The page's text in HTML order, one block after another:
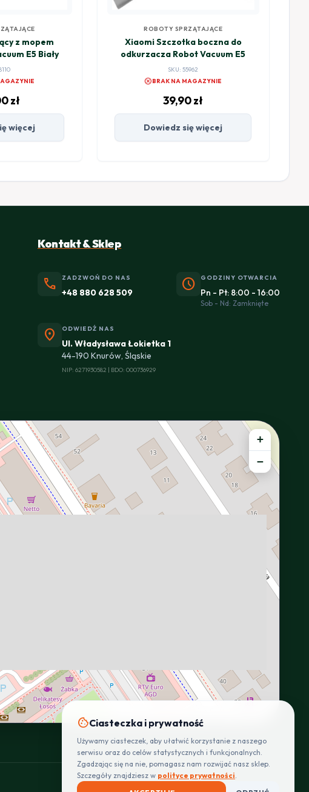
z mopem
E5 Biały
zł
więcej
ROBOTY SPRZĄTAJĄCE
Xiaomi Szczotka boczna do
odkurzacza Robot Vacuum E5
SKU: 55962
cancelBRAK NA MAGAZYNIE
39,90zł
Dowiedz się więcej
Kontakt & Sklep
phone ZADZWOŃ DO NAS
+48 880 628 509 schedule GODZINY OTWARCIA
Pn - Pt: 8:00 - 16:00
Sob - Nd: Zamknięte
location_on ODWIEDŹ NAS
Ul. Władysława Łokietka 1
44-190 Knurów, Śląskie
NIP: 6271930582 | BDO: 000736929
+
−
INTERACTIVE VIEW
cookieCiasteczka i prywatność
Używamy ciasteczek, aby ułatwić korzystanie z naszego
serwisu oraz do celów statystycznych i funkcjonalnych.
Zgadzając się na nie, pomagasz nam rozwijać nasz sklep.
Szczegóły znajdziesz w polityce prywatności.